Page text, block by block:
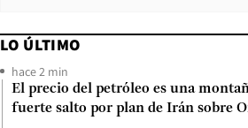
LO ÚLTIMO
hace 2 min
El precio del petróleo es una
fuerte salto por plan de Irán sobre